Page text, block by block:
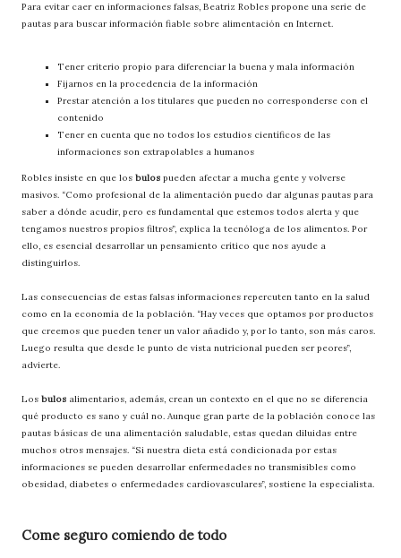
Para evitar caer en informaciones falsas, Beatriz Robles propone una serie de
pautas para buscar información fiable sobre alimentación en Internet.
Tener criterio propio para diferenciar la buena y mala información
Fijarnos en la procedencia de la información
Prestar atención a los titulares que pueden no corresponderse con el
contenido
Tener en cuenta que no todos los estudios científicos de las
informaciones son extrapolables a humanos
Robles insiste en que los bulos pueden afectar a mucha gente y volverse
masivos. “Como profesional de la alimentación puedo dar algunas pautas para
saber a dónde acudir, pero es fundamental que estemos todos alerta y que
tengamos nuestros propios filtros”, explica la tecnóloga de los alimentos. Por
ello, es esencial desarrollar un pensamiento crítico que nos ayude a
distinguirlos.
Las consecuencias de estas falsas informaciones repercuten tanto en la salud
como en la economía de la población. “Hay veces que optamos por productos
que creemos que pueden tener un valor añadido y, por lo tanto, son más caros.
Luego resulta que desde le punto de vista nutricional pueden ser peores”,
advierte.
Los bulos alimentarios, además, crean un contexto en el que no se diferencia
qué producto es sano y cuál no. Aunque gran parte de la población conoce las
pautas básicas de una alimentación saludable, estas quedan diluidas entre
muchos otros mensajes. “Si nuestra dieta está condicionada por estas
informaciones se pueden desarrollar enfermedades no transmisibles como
obesidad, diabetes o enfermedades cardiovasculares”, sostiene la especialista.
Come seguro comiendo de todo